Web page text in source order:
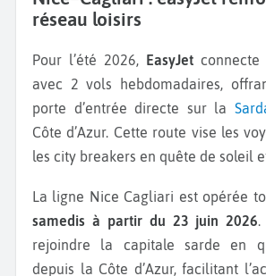
réseau loisirs
Pour l’été 2026, EasyJet
avec 2 vols hebdomadaires,
porte d’entrée directe sur la
Côte d’Azur. Cette route vise les
les city breakers en quête de soleil
La ligne Nice Cagliari est opérée
samedis à partir du 23 juin 2026.
rejoindre la capitale sarde en
depuis la Côte d’Azur, facilitant